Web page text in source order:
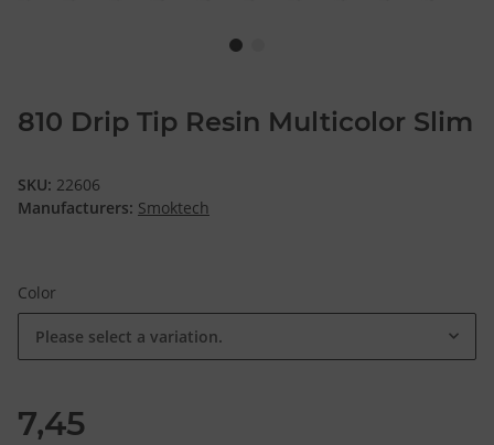
810 Drip Tip Resin Multicolor Slim
SKU: 22606
Manufacturers: Smoktech
Color
Please select a variation.
7,45